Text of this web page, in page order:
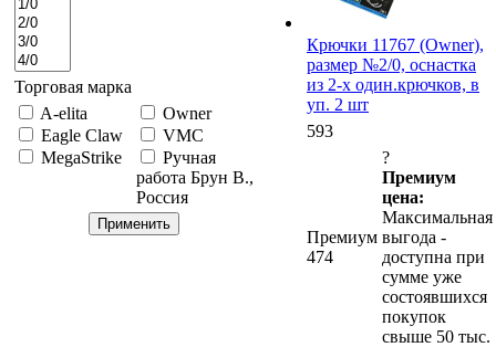
Торговая марка
A-elita
Eagle Claw
MegaStrike
Owner
VMC
Ручная
работа Брун В.,
Россия
Крючки 11767 (Owner),
размер №2/0, оснастка
из 2-х один.крючков, в
уп. 2 шт
593
Премиум
474
?
Премиум
цена:
Максимальная
выгода -
доступна при
сумме уже
состоявшихся
покупок
свыше 50 тыс.